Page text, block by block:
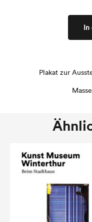
In
Plakat zur